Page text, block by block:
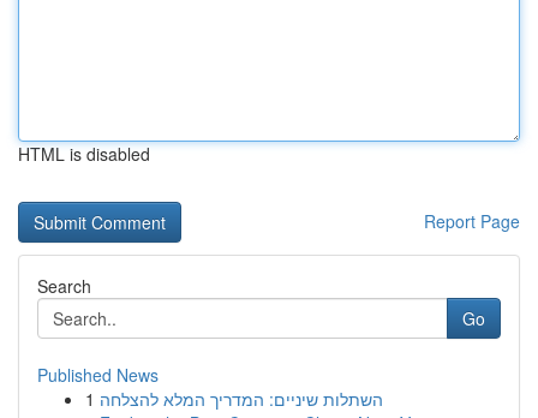
HTML is disabled
Report Page
Search
Go
Published News
1 השתלות שיניים: המדריך המלא להצלחה